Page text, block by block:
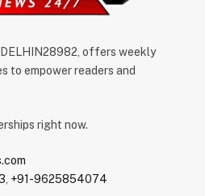
offers weekly
to empower readers and
right now.
+91-9625854074